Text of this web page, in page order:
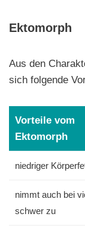
Ektomorph
Aus den
sich folgende
Vorteile vom
Ektomorph
niedriger
nimmt auch bei
schwer zu